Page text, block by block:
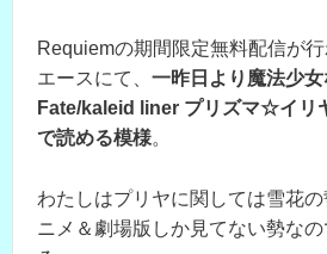
Requiemの期間限定無料配信が
エースにて、 一昨日より魔法少
Fate/kaleid liner プリズマ☆イリ
で読める模様。
わたしはプリヤに関しては雪花
ニメ＆劇場版しか見てない勢な